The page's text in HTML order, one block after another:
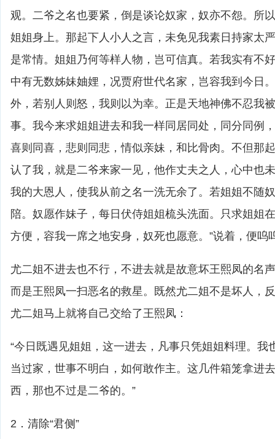
观。二爷之名也要紧，倒是谈论奴家，奴亦不怨。所
姐姐身上。那起下人小人之言，未免见我素日持家太
是常情。姐姐乃何等样人物，岂可信真。若我实有不
中有无数姊妹妯娌，况贾府世代名家，岂容我到今日
外，若别人则怒，我则以为幸。正是天地神佛不忍我
事。我今来求姐姐进去和我一样同居同处，同分同例
喜则同喜，悲则同悲，情似亲妹，和比骨肉。不但那
认了我，就是二爷来家一见，他作丈夫之人，心中也
我的大恩人，使我从前之名一洗无余了。若姐姐不随
陪。奴愿作妹子，每日伏侍姐姐梳头洗面。只求姐姐
方便，容我一席之地安身，奴死也愿意。”说着，便呜
尤二姐不进去也不行，不进去就是故意坏王熙凤的名
而是王熙凤一扫恶名的救星。既然尤二姐不是坏人，
尤二姐马上就将自己交给了王熙凤：
“今日既遇见姐姐，这一进去，凡事只凭姐姐料理。我
当过家，世事不明白，如何敢作主。这几件箱笼拿进
西，那也不过是二爷的。”
2．清除“君侧”